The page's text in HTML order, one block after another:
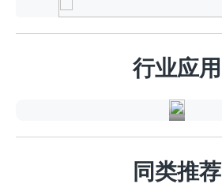
行业应用
新
能
源
同类推荐